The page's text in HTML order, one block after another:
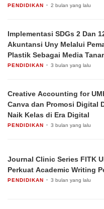
PENDIDIKAN 2 bulan yang lalu
Implementasi SDGs 2 Dan
Akuntansi Uny Melalui Pemanfaatan Limbah
Plastik Sebagai Media Tanam Untuk
Ketahanan Pangan
PENDIDIKAN 3 bulan yang lalu
Creative Accounting for
Canva dan Promosi Digital
Naik Kelas di Era Digital
PENDIDIKAN 3 bulan yang lalu
Journal Clinic Series FITK
Perkuat Academic Writing
PENDIDIKAN 3 bulan yang lalu